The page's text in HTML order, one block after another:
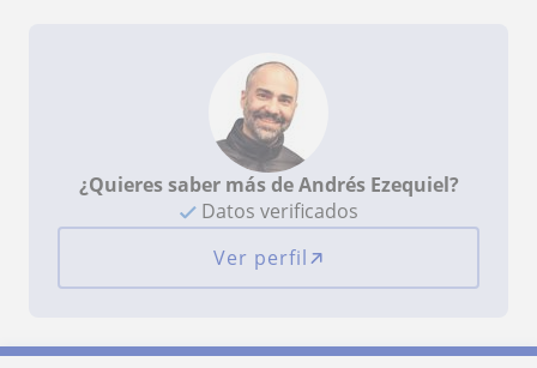
¿Quieres saber más de Andrés Ezequiel?
Datos verificados
Ver perfil